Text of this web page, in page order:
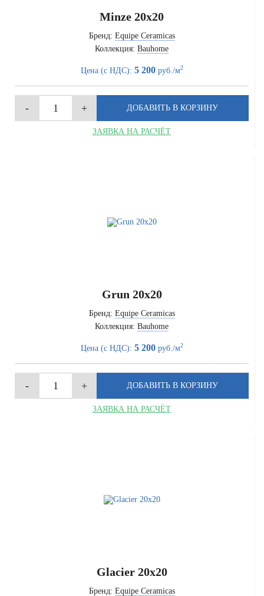
Minze 20x20
Бренд: Equipe Ceramicas
Коллекция: Bauhome
Цена (с НДС): 5 200руб./м2
ЗАЯВКА НА РАСЧЁТ
Grun 20x20
Бренд: Equipe Ceramicas
Коллекция: Bauhome
Цена (с НДС): 5 200руб./м2
ЗАЯВКА НА РАСЧЁТ
Glacier 20x20
Бренд: Equipe Ceramicas